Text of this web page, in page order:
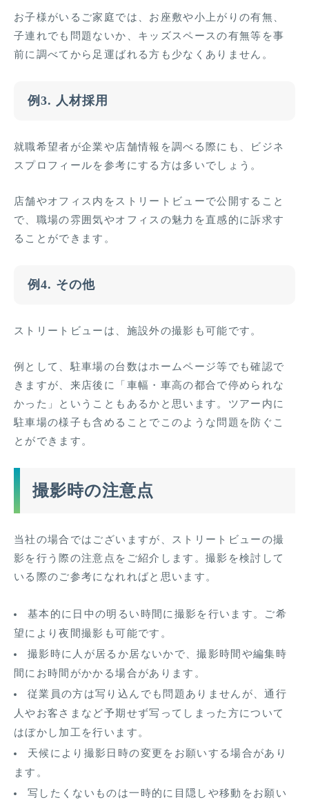
お子様がいるご家庭では、お座敷や小上がりの有無、
子連れでも問題ないか、キッズスペースの有無等を事
前に調べてから足運ばれる方も少なくありません。
例3. 人材採用
就職希望者が企業や店舗情報を調べる際にも、ビジネ
スプロフィールを参考にする方は多いでしょう。
店舗やオフィス内をストリートビューで公開すること
で、職場の雰囲気やオフィスの魅力を直感的に訴求す
ることができます。
例4. その他
ストリートビューは、施設外の撮影も可能です。
例として、駐車場の台数はホームページ等でも確認で
きますが、来店後に「車幅・車高の都合で停められな
かった」ということもあるかと思います。ツアー内に
駐車場の様子も含めることでこのような問題を防ぐこ
とができます。
撮影時の注意点
当社の場合ではございますが、ストリートビューの撮
影を行う際の注意点をご紹介します。撮影を検討して
いる際のご参考になれればと思います。
基本的に日中の明るい時間に撮影を行います。ご希
望により夜間撮影も可能です。
撮影時に人が居るか居ないかで、撮影時間や編集時
間にお時間がかかる場合があります。
従業員の方は写り込んでも問題ありませんが、通行
人やお客さまなど予期せず写ってしまった方について
はぼかし加工を行います。
天候により撮影日時の変更をお願いする場合があり
ます。
写したくないものは一時的に目隠しや移動をお願い